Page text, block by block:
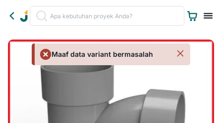
Maaf data variant bermasalah